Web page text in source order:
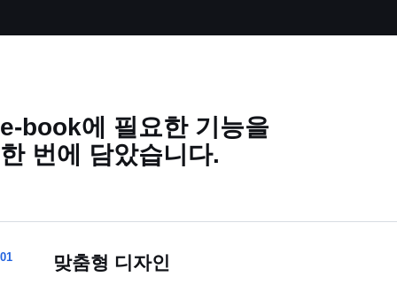
e-book에 필요한 기능을
한 번에 담았습니다.
01 맞춤형 디자인